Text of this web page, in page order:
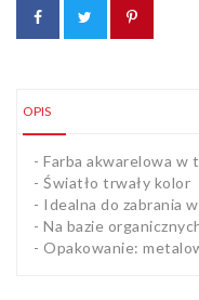
OPIS
- Farba akwarelowa w
- Światło trwały kolor
- Idealna do zabrania
- Na bazie
- Opakowanie: